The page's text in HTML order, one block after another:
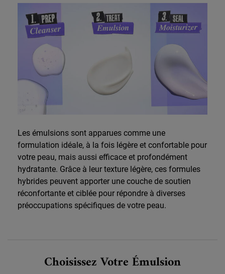
Les émulsions sont apparues comme une
formulation idéale, à la fois légère et confortable pour
votre peau, mais aussi efficace et profondément
hydratante. Grâce à leur texture légère, ces formules
hybrides peuvent apporter une couche de soutien
réconfortante et ciblée pour répondre à diverses
préoccupations spécifiques de votre peau.
Choisissez Votre Émulsion